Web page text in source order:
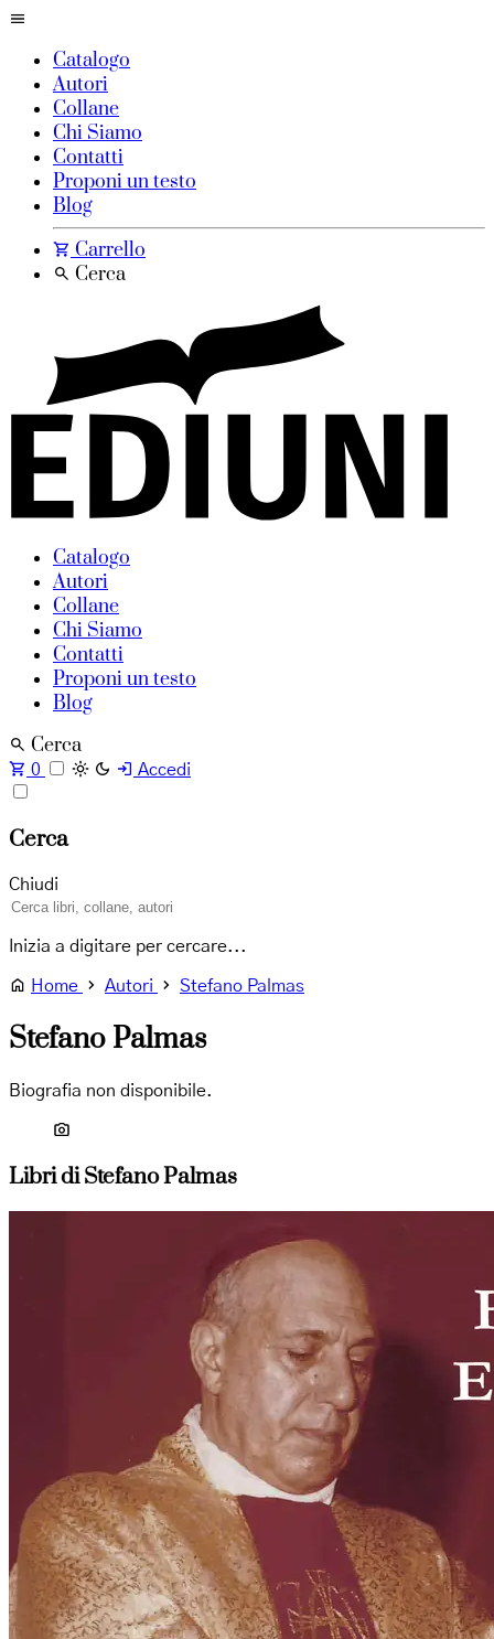
Catalogo
Autori
Collane
Chi Siamo
Contatti
Proponi un testo
Blog
Carrello
Cerca
Catalogo
Autori
Collane
Chi Siamo
Contatti
Proponi un testo
Blog
Cerca
0 Accedi
Cerca
Chiudi
Inizia a digitare per cercare...
Home Autori Stefano Palmas
Stefano Palmas
Biografia non disponibile.
Libri di Stefano Palmas